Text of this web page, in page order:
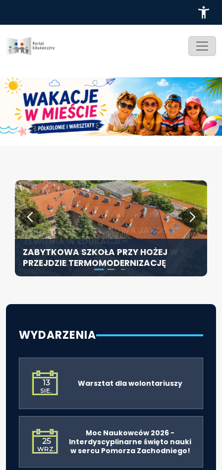
ZABYTKOWA SZKOŁA PRZY HOŻEJ
PRZEJDZIE TERMOMODERNIZACJĘ
KONFERENCJA PT. „NOWA JAKOŚĆ
ŻYWIENIA W EDUKACJI –
ODPOWIEDZIALNOŚĆ DYREKTORA W
ŚWIETLE ROZPORZĄDZENIA 2026”
SZCZECIN ROZWIJA EDUKACJĘ
WŁĄCZAJĄCĄ - NOWE
SPECJALISTYCZNE CENTRUM
ROZPOCZYNA DZIAŁALNOŚĆ
WYDARZENIA
13
SIE.
Warsztat dla wolontariuszy
25
WRZ.
Moc Naukowców 2026 -
Interdyscyplinarne święto nauki
w sercu Pomorza Zachodniego!